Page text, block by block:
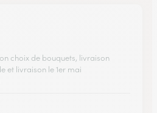
choix de bouquets, livraison
et livraison le 1er mai